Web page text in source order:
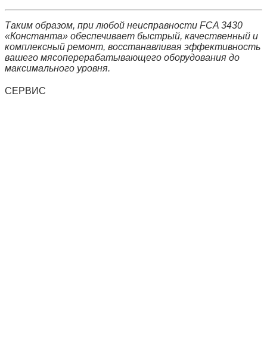
Таким образом, при любой неисправности FCA 3430
«Константа» обеспечивает быстрый, качественный и
комплексный ремонт, восстанавливая эффективность
вашего мясоперерабатывающего оборудования до
максимального уровня.
СЕРВИС